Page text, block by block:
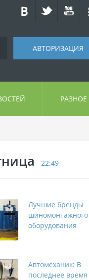
АВТОРИЗАЦИЯ
РАЗНОЕ
- 22:49
Лучшие бренды
шиномонтажного
оборудования
Автомеханик: В
последнее время